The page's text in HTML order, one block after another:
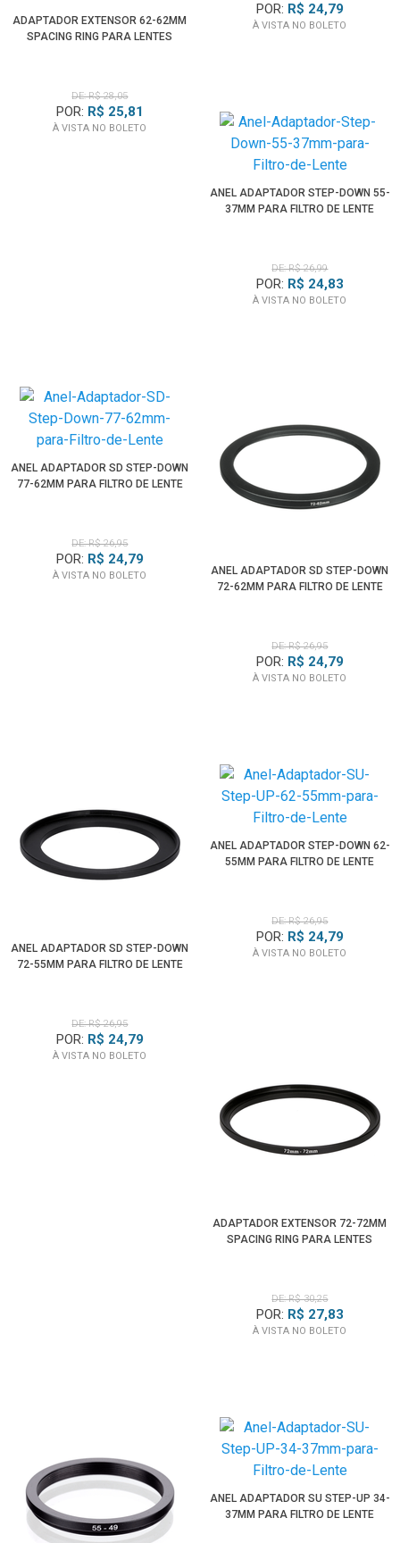
ADAPTADOR EXTENSOR 62-62MM
SPACING RING PARA LENTES
DE: R$ 28,05
POR: R$ 25,81
À VISTA NO BOLETO
POR: R$ 24,79
À VISTA NO BOLETO
ANEL ADAPTADOR STEP-DOWN 55-
37MM PARA FILTRO DE LENTE
DE: R$ 26,99
POR: R$ 24,83
À VISTA NO BOLETO
ANEL ADAPTADOR SD STEP-DOWN
77-62MM PARA FILTRO DE LENTE
DE: R$ 26,95
POR: R$ 24,79
À VISTA NO BOLETO
ANEL ADAPTADOR SD STEP-DOWN
72-62MM PARA FILTRO DE LENTE
DE: R$ 26,95
POR: R$ 24,79
À VISTA NO BOLETO
ANEL ADAPTADOR SD STEP-DOWN
72-55MM PARA FILTRO DE LENTE
DE: R$ 26,95
POR: R$ 24,79
À VISTA NO BOLETO
ANEL ADAPTADOR STEP-DOWN 62-
55MM PARA FILTRO DE LENTE
DE: R$ 26,95
POR: R$ 24,79
À VISTA NO BOLETO
ADAPTADOR EXTENSOR 72-72MM
SPACING RING PARA LENTES
DE: R$ 30,25
POR: R$ 27,83
À VISTA NO BOLETO
ANEL ADAPTADOR SU STEP-UP 34-
37MM PARA FILTRO DE LENTE